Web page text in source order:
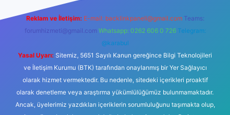
Reklam ve İletişim: E-mail: backlinkpaneli@gmail.com Teams:
forumhizmeti@gmail.com Whatsapp: 0262 606 0 726 Telegram:
@karabul
Yasal Uyarı: Sitemiz, 5651 Sayılı Kanun gereğince Bilgi Teknolojileri
ve İletişim Kurumu (BTK) tarafından onaylanmış bir Yer Sağlayıcı
olarak hizmet vermektedir. Bu nedenle, sitedeki içerikleri proaktif
olarak denetleme veya araştırma yükümlülüğümüz bulunmamaktadır.
Ancak, üyelerimiz yazdıkları içeriklerin sorumluluğunu taşımakta olup,